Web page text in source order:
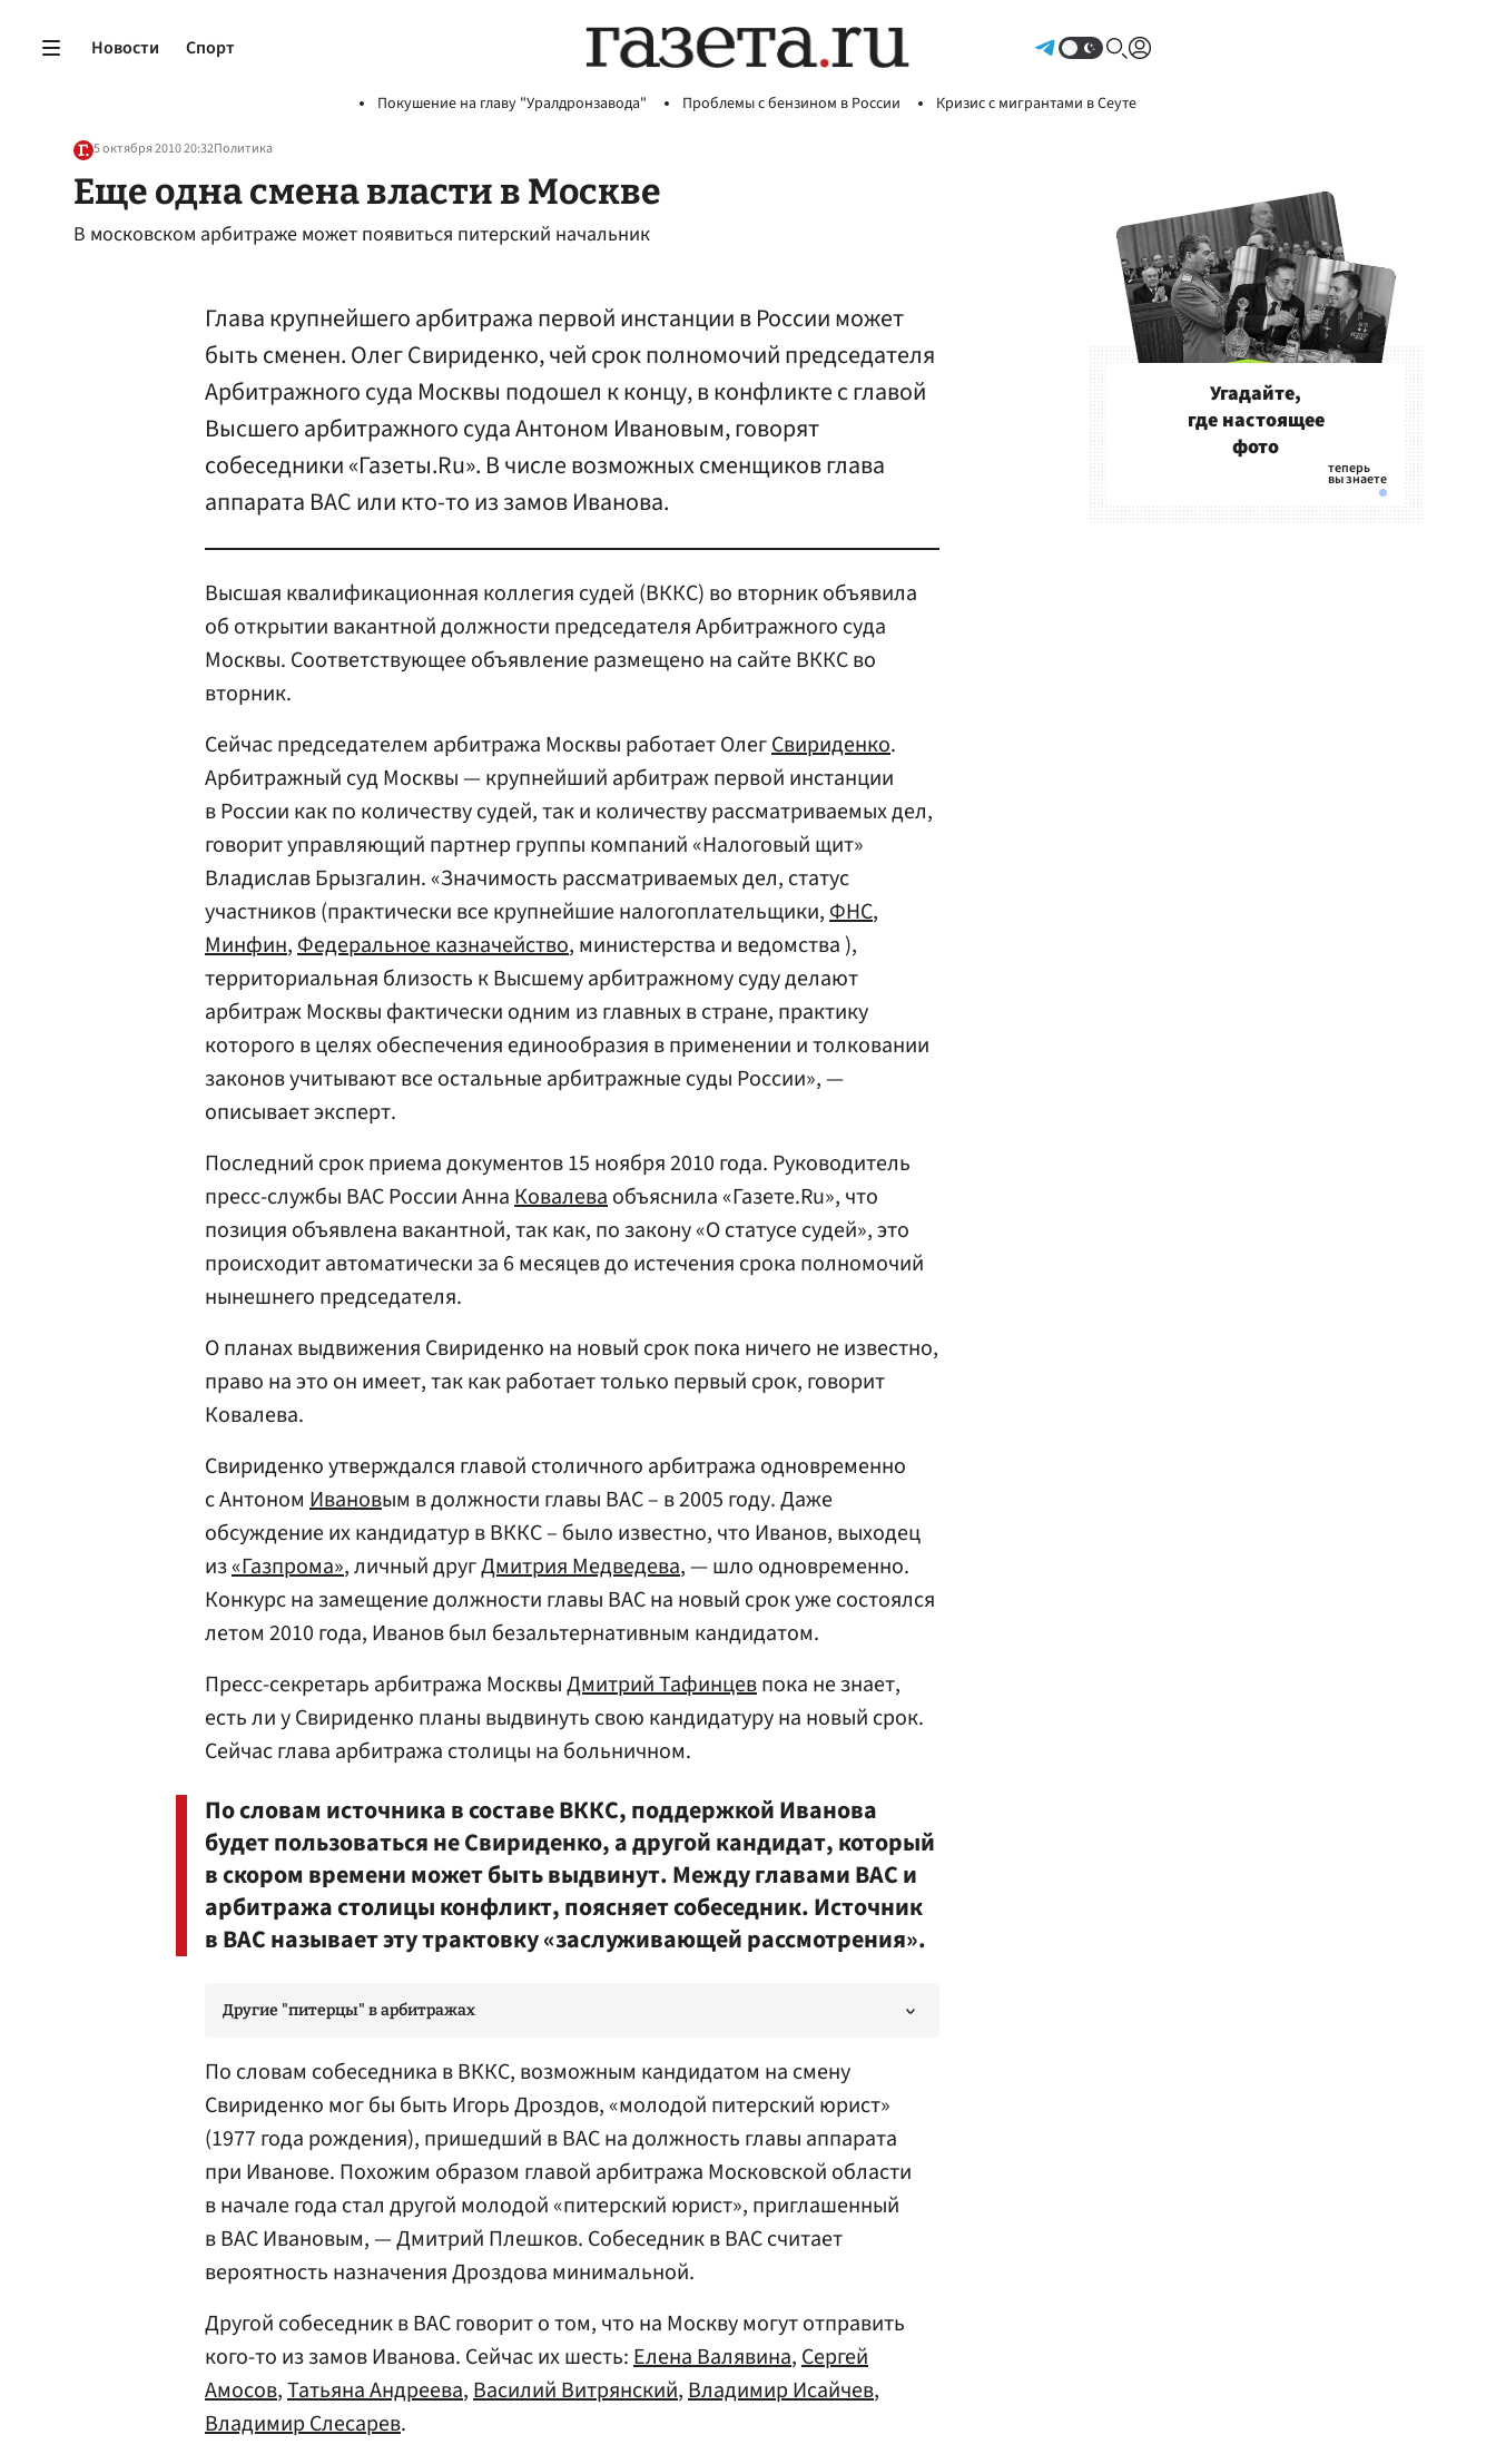
Новости Спорт
Покушение на главу "Уралдронзавода" Проблемы с бензином в России Кризис с мигрантами в Сеуте
5 октября 2010 20:32Политика
Еще одна смена власти в Москве
В московском арбитраже может появиться питерский начальник
Глава крупнейшего арбитража первой инстанции в России может
быть сменен. Олег Свириденко, чей срок полномочий председателя
Арбитражного суда Москвы подошел к концу, в конфликте с главой
Высшего арбитражного суда Антоном Ивановым, говорят
собеседники «Газеты.Ru». В числе возможных сменщиков глава
аппарата ВАС или кто-то из замов Иванова.
Высшая квалификационная коллегия судей (ВККС) во вторник объявила
об открытии вакантной должности председателя Арбитражного суда
Москвы. Соответствующее объявление размещено на сайте ВККС во
вторник.
Сейчас председателем арбитража Москвы работает ОлегСвириденко.
Арбитражный суд Москвы — крупнейший арбитраж первой инстанции
в России как по количеству судей, так и количеству рассматриваемых дел,
говорит управляющий партнер группы компаний «Налоговый щит»
Владислав Брызгалин. «Значимость рассматриваемых дел, статус
участников (практически все крупнейшие налогоплательщики,ФНС,
Минфин,Федеральное казначейство, министерства и ведомства ),
территориальная близость к Высшему арбитражному суду делают
арбитраж Москвы фактически одним из главных в стране, практику
которого в целях обеспечения единообразия в применении и толковании
законов учитывают все остальные арбитражные суды России», —
описывает эксперт.
Последний срок приема документов 15 ноября 2010 года. Руководитель
пресс-службы ВАС России АннаКовалеваобъяснила «Газете.Ru», что
позиция объявлена вакантной, так как, по закону «О статусе судей», это
происходит автоматически за 6 месяцев до истечения срока полномочий
нынешнего председателя.
О планах выдвижения Свириденко на новый срок пока ничего не известно,
право на это он имеет, так как работает только первый срок, говорит
Ковалева.
Свириденко утверждался главой столичного арбитража одновременно
с Антоном Ивановым в должности главы ВАС – в 2005 году. Даже
обсуждение их кандидатур в ВККС – было известно, что Иванов, выходец
из«Газпрома», личный другДмитрия Медведева, — шло одновременно.
Конкурс на замещение должности главы ВАС на новый срок уже состоялся
летом 2010 года, Иванов был безальтернативным кандидатом.
Пресс-секретарь арбитража МосквыДмитрий Тафинцевпока не знает,
есть ли у Свириденко планы выдвинуть свою кандидатуру на новый срок.
Сейчас глава арбитража столицы на больничном.
По словам источника в составе ВККС, поддержкой Иванова
будет пользоваться не Свириденко, а другой кандидат, который
в скором времени может быть выдвинут. Между главами ВАС и
арбитража столицы конфликт, поясняет собеседник. Источник
в ВАС называет эту трактовку «заслуживающей рассмотрения».
Другие "питерцы" в арбитражах
По словам собеседника в ВККС, возможным кандидатом на смену
Свириденко мог бы быть Игорь Дроздов, «молодой питерский юрист»
(1977 года рождения), пришедший в ВАС на должность главы аппарата
при Иванове. Похожим образом главой арбитража Московской области
в начале года стал другой молодой «питерский юрист», приглашенный
в ВАС Ивановым, —Дмитрий Плешков. Собеседник в ВАС считает
вероятность назначения Дроздова минимальной.
Другой собеседник в ВАС говорит о том, что на Москву могут отправить
кого-то из замов Иванова. Сейчас их шесть:Елена Валявина,Сергей
Амосов,Татьяна Андреева,Василий Витрянский,Владимир Исайчев,
Владимир Слесарев.
Угадайте,
где настоящее
фото